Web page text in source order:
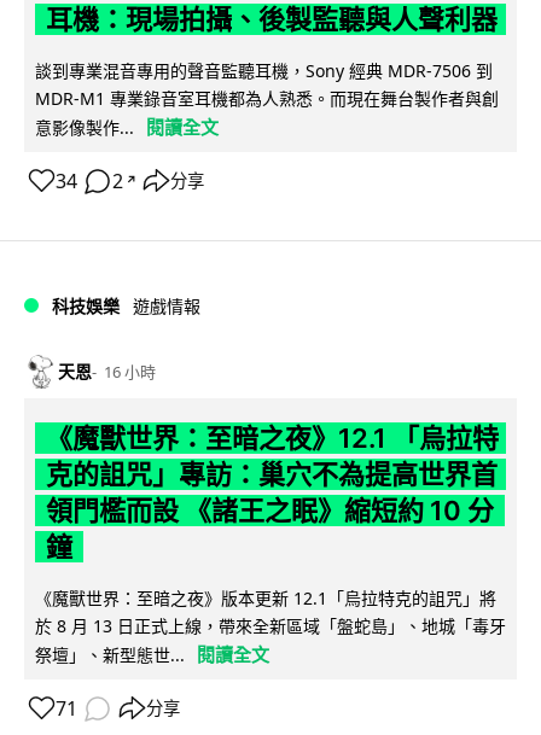
耳機：現場拍攝、後製監聽與人聲利器
談到專業混音專用的聲音監聽耳機，Sony 經典 MDR-7506 到
MDR-M1 專業錄音室耳機都為人熟悉。而現在舞台製作者與創
意影像製作...
閱讀全文
34 2 ↗ 分享
科技娛樂 遊戲情報
天恩 16 小時
《魔獸世界：至暗之夜》12.1 「烏拉特
克的詛咒」專訪：巢穴不為提高世界首
領門檻而設 《諸王之眠》縮短約 10 分
鐘
《魔獸世界：至暗之夜》版本更新 12.1「烏拉特克的詛咒」將
於 8 月 13 日正式上線，帶來全新區域「盤蛇島」、地城「毒牙
祭壇」、新型態世...
閱讀全文
71 分享